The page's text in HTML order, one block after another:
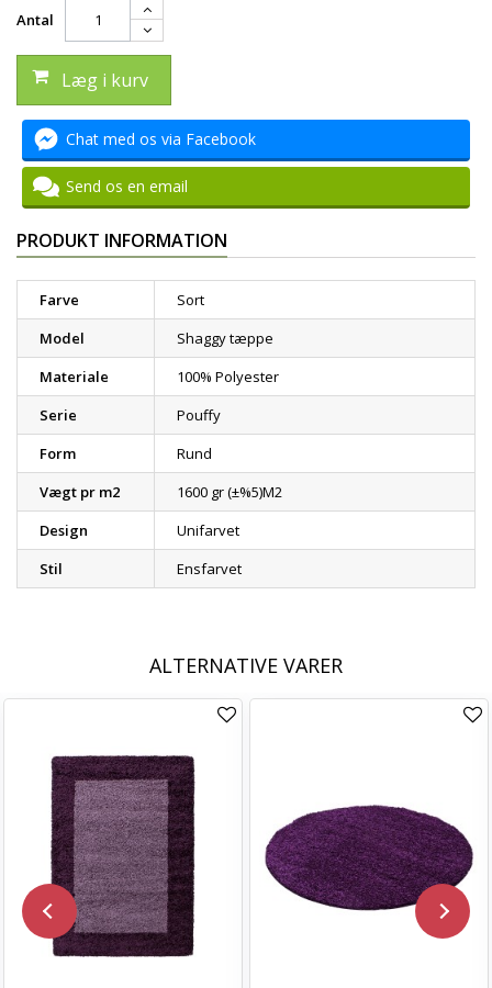
Antal
Læg i kurv
Chat med os via Facebook
Send os en email
PRODUKT INFORMATION
Farve
Sort
Model
Shaggy tæppe
Materiale
100% Polyester
Serie
Pouffy
Form
Rund
Vægt pr m2
1600 gr (±%5)M2
Design
Unifarvet
Stil
Ensfarvet
ALTERNATIVE VARER